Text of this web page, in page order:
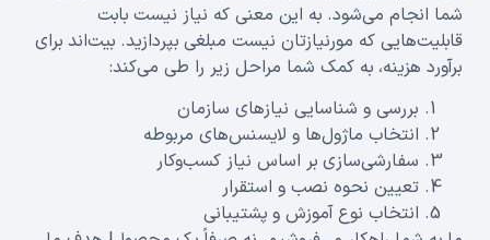
شما انجام می‌شود. به این معنی که نیاز نیست بابت
قابلیت‌هایی که مورنیازتان نیست مبلغی بپردازید. بیت‌اند برای
برآورد هزینه، به کمک شما مراحل زیر را طی می‌کند:
بررسی و شناسایی نیازهای سازمان
انتخاب ماژول‌ها و لایسنس‌های مربوطه
سفارشی‌سازی بر اساس نیاز کسب‌وکار
تعیین نحوه نصب و استقرار
انتخاب نوع آموزش و پشتیبانی